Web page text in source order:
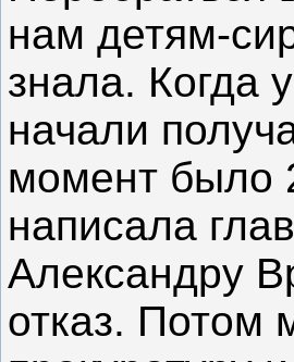
нам детям-
знала. Когда
начали
момент было
написала
Александру
отказ. Потом